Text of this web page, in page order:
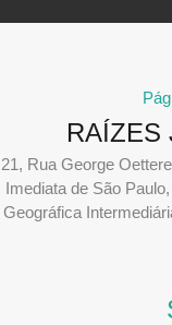
RAÍZES
21, Rua George
Imediata de São
Geográfica